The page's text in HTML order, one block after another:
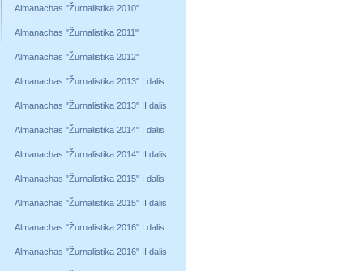
Almanachas "Žurnalistika 2010"
Almanachas "Žurnalistika 2011"
Almanachas "Žurnalistika 2012"
Almanachas "Žurnalistika 2013" I dalis
Almanachas "Žurnalistika 2013" II dalis
Almanachas "Žurnalistika 2014" I dalis
Almanachas "Žurnalistika 2014" II dalis
Almanachas "Žurnalistika 2015" I dalis
Almanachas "Žurnalistika 2015" II dalis
Almanachas "Žurnalistika 2016" I dalis
Almanachas "Žurnalistika 2016" II dalis